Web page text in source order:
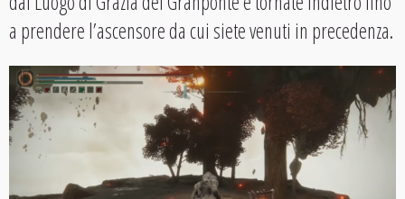
a prendere l’ascensore da cui siete venuti in precedenza.